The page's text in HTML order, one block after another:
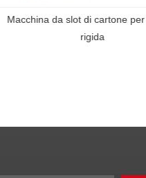
Macchina da slot di cartone
rigida